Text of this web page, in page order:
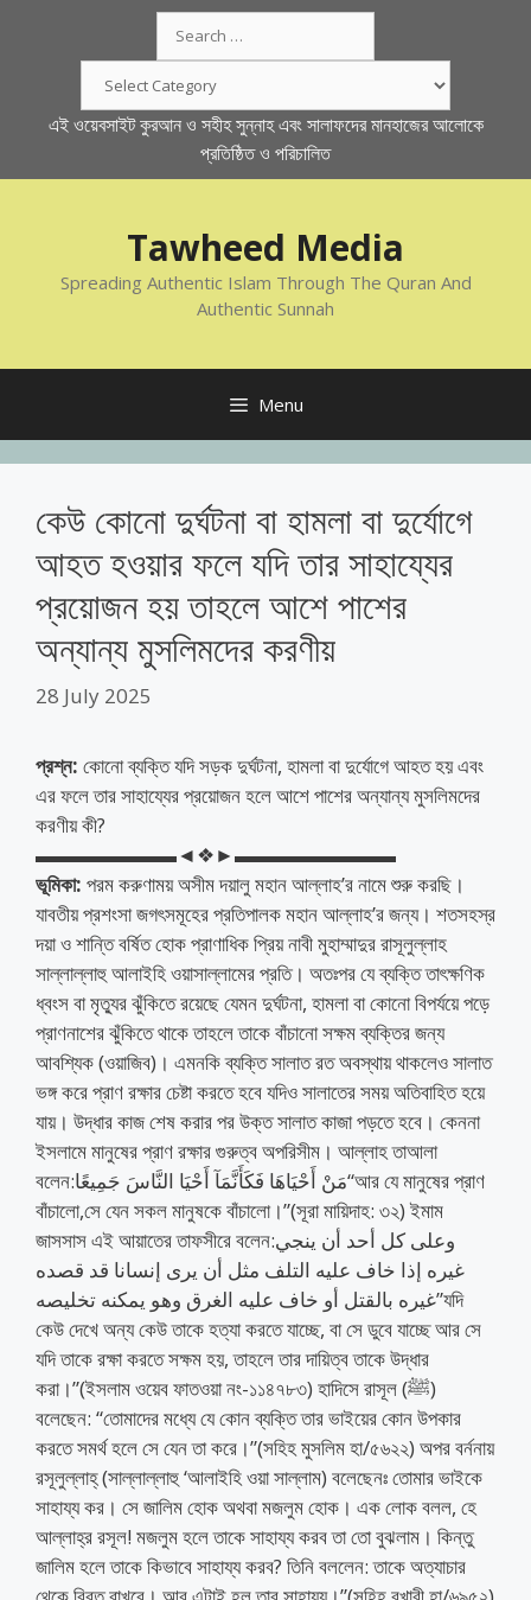
for:
এই ওয়েবসাইট কুরআন ও সহীহ সুন্নাহ এবং সালাফদের মানহাজের আলোকে
প্রতিষ্ঠিত ও পরিচালিত
Tawheed Media
Spreading Authentic Islam Through The Quran And
Authentic Sunnah
Menu
কেউ কোনো দুর্ঘটনা বা হামলা বা দুর্যোগে
আহত হওয়ার ফলে যদি তার সাহায্যের
প্রয়োজন হয় তাহলে আশে পাশের
অন্যান্য মুসলিমদের করণীয়
28 July 2025
প্রশ্ন: কোনো ব্যক্তি যদি সড়ক দুর্ঘটনা, হামলা বা দুর্যোগে আহত হয় এবং
এর ফলে তার সাহায্যের প্রয়োজন হলে আশে পাশের অন্যান্য মুসলিমদের
করণীয় কী?
▬▬▬▬▬▬▬◄❖►▬▬▬▬▬▬▬▬
ভূমিকা: পরম করুণাময় অসীম দয়ালু মহান আল্লাহ’র নামে শুরু করছি।
যাবতীয় প্রশংসা জগৎসমূহের প্রতিপালক মহান আল্লাহ’র জন্য। শতসহস্র
দয়া ও শান্তি বর্ষিত হোক প্রাণাধিক প্রিয় নাবী মুহাম্মাদুর রাসূলুল্লাহ
সাল্লাল্লাহু আলাইহি ওয়াসাল্লামের প্রতি। অতঃপর যে ব্যক্তি তাৎক্ষণিক
ধ্বংস বা মৃত্যুর ঝুঁকিতে রয়েছে যেমন দুর্ঘটনা, হামলা বা কোনো বিপর্যয়ে পড়ে
প্রাণনাশের ঝুঁকিতে থাকে তাহলে তাকে বাঁচানো সক্ষম ব্যক্তির জন্য
আবশ্যিক (ওয়াজিব)। এমনকি ব্যক্তি সালাত রত অবস্থায় থাকলেও সালাত
ভঙ্গ করে প্রাণ রক্ষার চেষ্টা করতে হবে যদিও সালাতের সময় অতিবাহিত হয়ে
যায়। উদ্ধার কাজ শেষ করার পর উক্ত সালাত কাজা পড়তে হবে। কেননা
ইসলামে মানুষের প্রাণ রক্ষার গুরুত্ব অপরিসীম। আল্লাহ তাআলা
বলেন:مَنْ أَحْيَاهَا فَكَأَنَّمَآ أَحْيَا النَّاسَ جَمِيعًا“আর যে মানুষের প্রাণ
বাঁচালো,সে যেন সকল মানুষকে বাঁচালো।”(সূরা মায়িদাহ: ৩২) ইমাম
জাসসাস এই আয়াতের তাফসীরে বলেন:وعلى كل أحد أن ينجي
غيره إذا خاف عليه التلف مثل أن يرى إنسانا قد قصده
غيره بالقتل أو خاف عليه الغرق وهو يمكنه تخليصه”যদি
কেউ দেখে অন্য কেউ তাকে হত্যা করতে যাচ্ছে, বা সে ডুবে যাচ্ছে আর সে
যদি তাকে রক্ষা করতে সক্ষম হয়, তাহলে তার দায়িত্ব তাকে উদ্ধার
করা।”(ইসলাম ওয়েব ফাতওয়া নং-১১৪৭৮৩) হাদিসে রাসূল (ﷺ)
বলেছেন: “তোমাদের মধ্যে যে কোন ব্যক্তি তার ভাইয়ের কোন উপকার
করতে সমর্থ হলে সে যেন তা করে।”(সহিহ মুসলিম হা/৫৬২২) অপর বর্ননায়
রসূলুল্লাহ্ (সাল্লাল্লাহু ‘আলাইহি ওয়া সাল্লাম) বলেছেনঃ তোমার ভাইকে
সাহায্য কর। সে জালিম হোক অথবা মজলুম হোক। এক লোক বলল, হে
আল্লাহ্‌র রসূল! মজলুম হলে তাকে সাহায্য করব তা তো বুঝলাম। কিন্তু
জালিম হলে তাকে কিভাবে সাহায্য করব? তিনি বললেন: তাকে অত্যাচার